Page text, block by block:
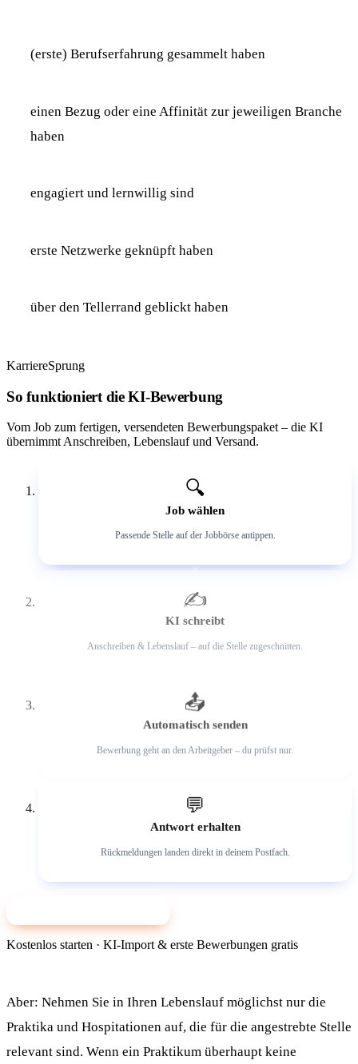
(erste) Berufserfahrung gesammelt haben
einen Bezug oder eine Affinität zur jeweiligen Branche
haben
engagiert und lernwillig sind
erste Netzwerke geknüpft haben
über den Tellerrand geblickt haben
KarriereSprung
So funktioniert die KI-Bewerbung
Vom Job zum fertigen, versendeten Bewerbungspaket – die KI
übernimmt Anschreiben, Lebenslauf und Versand.
🔍
Job wählen
Passende Stelle auf der Jobbörse antippen.
2
✍️
KI schreibt
Anschreiben & Lebenslauf – auf die Stelle zugeschnitten.
📤
Automatisch senden
Bewerbung geht an den Arbeitgeber – du prüfst nur.
💬
Antwort erhalten
Rückmeldungen landen direkt in deinem Postfach.
Kostenlos starten · KI-Import & erste Bewerbungen gratis
Aber: Nehmen Sie in Ihren Lebenslauf möglichst nur die
Praktika und Hospitationen auf, die für die angestrebte Stelle
relevant sind. Wenn ein Praktikum überhaupt keine